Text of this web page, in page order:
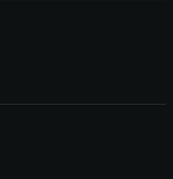
Questi cookie
disabilitati.